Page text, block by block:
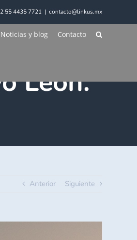
55 4435 7721 | contacto@linkus.mx
Noticias y blog Contacto
León.
Anterior Siguiente